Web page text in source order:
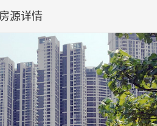
房源详情